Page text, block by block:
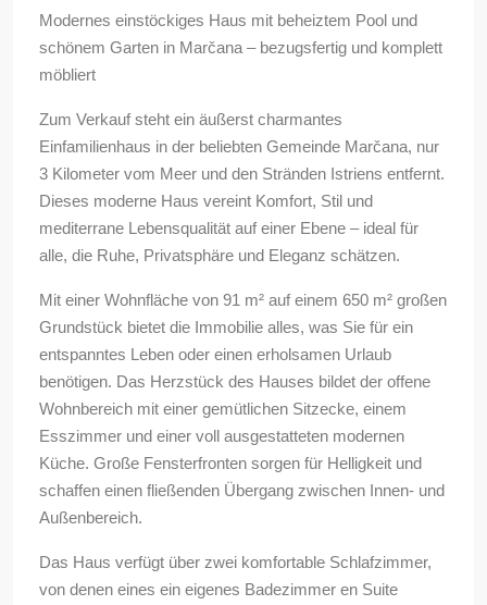
Modernes einstöckiges Haus mit beheiztem Pool und
schönem Garten in Marčana – bezugsfertig und komplett
möbliert
Zum Verkauf steht ein äußerst charmantes
Einfamilienhaus in der beliebten Gemeinde Marčana, nur
3 Kilometer vom Meer und den Stränden Istriens entfernt.
Dieses moderne Haus vereint Komfort, Stil und
mediterrane Lebensqualität auf einer Ebene – ideal für
alle, die Ruhe, Privatsphäre und Eleganz schätzen.
Mit einer Wohnfläche von 91 m² auf einem 650 m² großen
Grundstück bietet die Immobilie alles, was Sie für ein
entspanntes Leben oder einen erholsamen Urlaub
benötigen. Das Herzstück des Hauses bildet der offene
Wohnbereich mit einer gemütlichen Sitzecke, einem
Esszimmer und einer voll ausgestatteten modernen
Küche. Große Fensterfronten sorgen für Helligkeit und
schaffen einen fließenden Übergang zwischen Innen- und
Außenbereich.
Das Haus verfügt über zwei komfortable Schlafzimmer,
von denen eines ein eigenes Badezimmer en Suite